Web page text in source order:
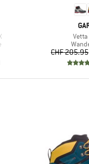
Vetta
CHF 205.95